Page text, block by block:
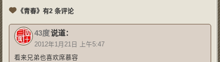
《青春》有2 条评论
43度说道：
2012年1月21日 上午5:47
看来兄弟也喜欢席慕容